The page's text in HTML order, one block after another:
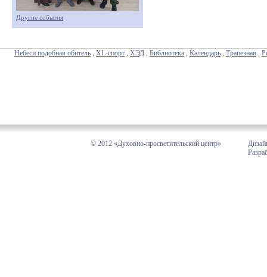
Другие события
Небеси подобная обитель , XL-спорт , ХЭД , Библиотека , Календарь , Трапезная ,
© 2012 «Духовно-просветительский центр»